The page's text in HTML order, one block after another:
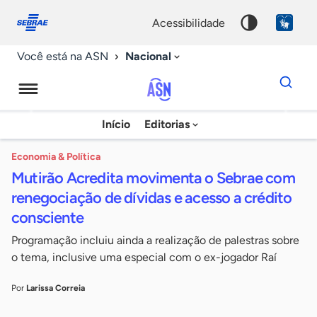
conosco
acessibilidade
Você está na ASN Nacional
Agência
Sebrae
Notícias
Início Editorias
Dados
para
chave
Economia & Política
Mutirão Acredita movimenta o Sebrae com
renegociação de dívidas e acesso a crédito
consciente
Programação incluiu ainda a realização de palestras sobre
o tema, inclusive uma especial com o ex-jogador Raí
Por Larissa Correia